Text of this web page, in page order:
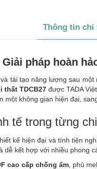
Thông tin chi
pháp hoàn
tái tạo năng lượng sau
thất TDCB27 được TADA
một không gian hiện đại,
tế trong từng
kế hiện đại và tính tiện
kết hợp với nhiều phong
cao cấp chống ẩm , phủ